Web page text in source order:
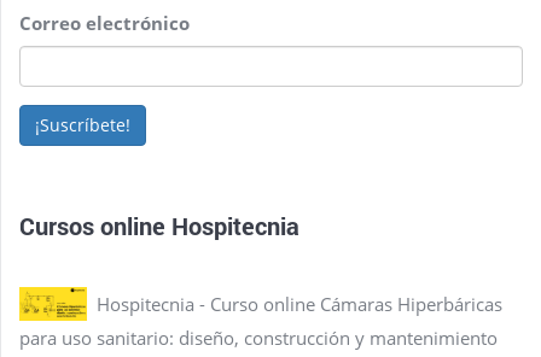
Correo electrónico
¡Suscríbete!
Cursos online Hospitecnia
Hospitecnia - Curso online Cámaras Hiperbáricas
para uso sanitario: diseño, construcción y mantenimiento